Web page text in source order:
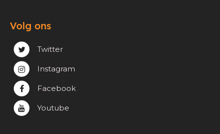
Verzending & Afhaling
Privacy & cookie beleid
Volg ons
Twitter
Instagram
Facebook
Youtube